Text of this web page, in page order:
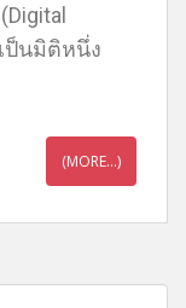
ป็นมิติหนึ่ง
(MORE…)